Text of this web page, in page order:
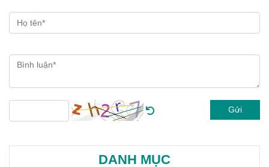
Gửi
DANH MỤC